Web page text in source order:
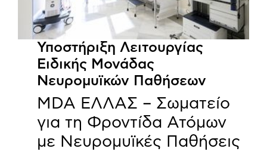
Υποστήριξη Λειτουργίας
Ειδικής Μονάδας
Νευρομυϊκών Παθήσεων
MDA ΕΛΛΑΣ – Σωματείο
για τη Φροντίδα Ατόμων
με Νευρομυϊκές Παθήσεις